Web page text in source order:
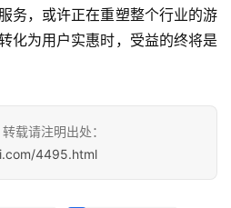
务，或许正在重塑整个行业的游
化为用户实惠时，受益的终将是
载请注明出处：
4495.html